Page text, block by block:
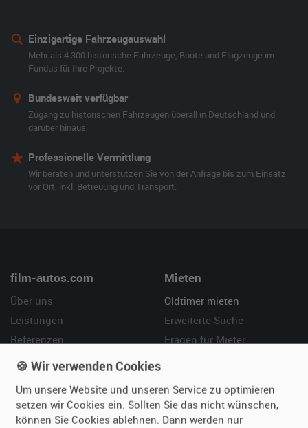
Einzigartige Fahrzeugauswahl
Mehr als 4.300 historische Fahrzeuge, Boote und Flugzeuge im
Fundus für Ihre Projekte.
Bundesweit verfügbar
Zugang zu historischen Fahrzeugen überall in Deutschland und
darüber hinaus.
Professionelle Vermittlung
Wir beraten und unterstützen Sie von der Anfrage bis zum Einsatz
vor Ort, inkl. Betreuung und Transport.
film-autos.com
Über uns
Leistungen
Referenzen
Kundenmeinungen
Mieten
Oldtimer mieten
Erweiterte Suche
Fragen für Mieter
Vermieten
Oldtimer anmelden
Hilfe
Häufige Fragen (FAQ)
🍪 Wir verwenden Cookies
Um unsere Website und unseren Service zu optimieren
setzen wir Cookies ein. Sollten Sie das nicht wünschen,
können Sie Cookies ablehnen. Dann werden nur